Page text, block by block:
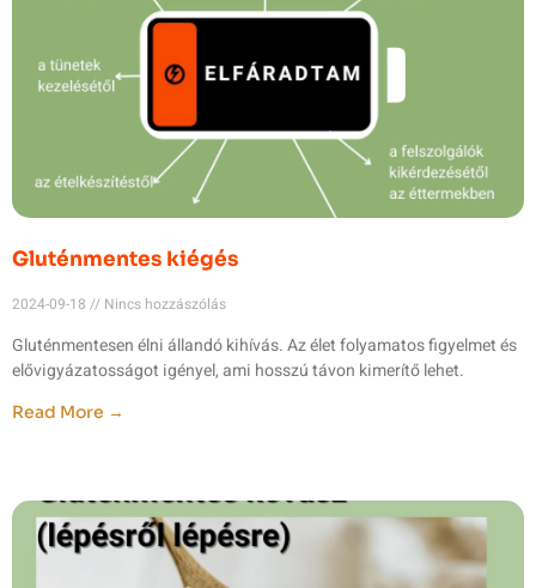
Gluténmentes kiégés
2024-09-18 Nincs hozzászólás
Gluténmentesen élni állandó kihívás. Az élet folyamatos figyelmet és
elővigyázatosságot igényel, ami hosszú távon kimerítő lehet.
Read More →